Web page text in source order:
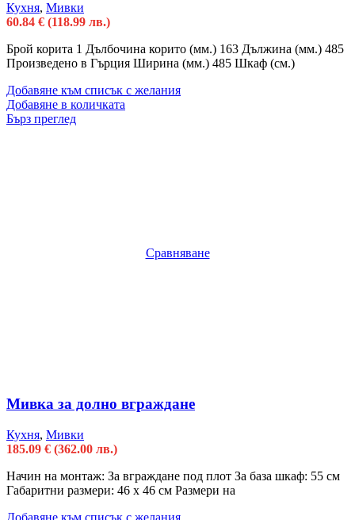
Кухня, Мивки
60.84 € (118.99 лв.)
Брой корита 1 Дълбочина корито (мм.) 163 Дължина (мм.) 485
Произведено в Гърция Ширина (мм.) 485 Шкаф (см.)
Добавяне към списък с желания
Добавяне в количката
Бърз преглед
Сравняване
Мивка за долно вграждане
Кухня, Мивки
185.09 € (362.00 лв.)
Начин на монтаж: За вграждане под плот За база шкаф: 55 см
Габаритни размери: 46 x 46 см Размери на
Добавяне към списък с желания